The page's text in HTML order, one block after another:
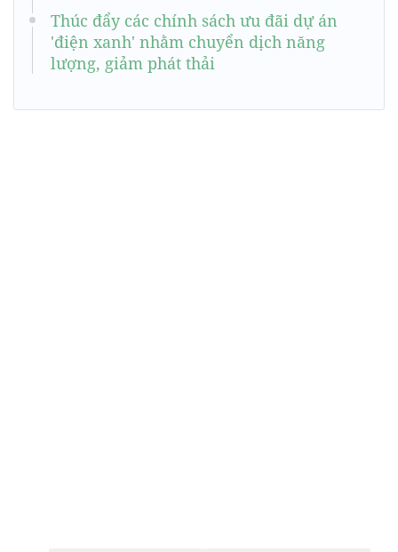
Thúc đẩy các chính sách ưu đãi dự án
'điện xanh' nhằm chuyển dịch năng
lượng, giảm phát thải